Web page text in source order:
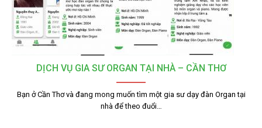
DỊCH VỤ GIA SƯ ORGAN TẠI NHÀ – CẦN THƠ
Bạn ở Cần Thơ và đang mong muốn tìm một gia sư dạy đàn Organ tại
nhà để theo đuổi…